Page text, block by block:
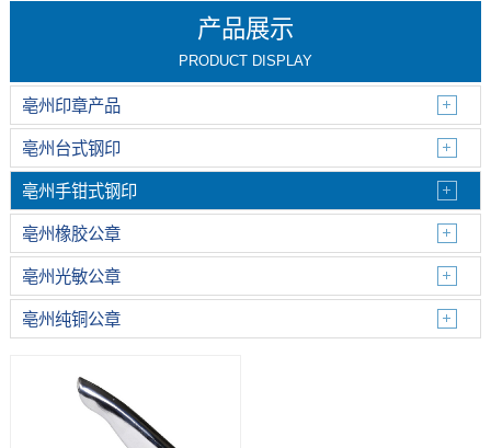
产品展示
PRODUCT DISPLAY
亳州印章产品
亳州台式钢印
亳州手钳式钢印
亳州橡胶公章
亳州光敏公章
亳州纯铜公章